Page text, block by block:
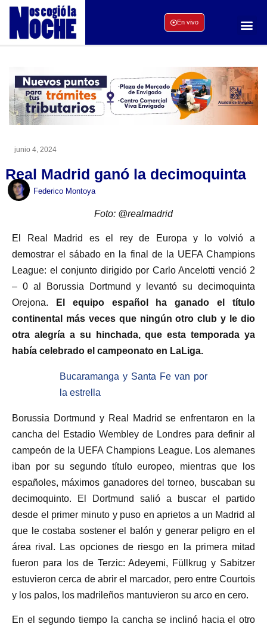
En vivo
junio 4, 2024
Real Madrid ganó la decimoquinta
Federico Montoya
Foto: @realmadrid
El Real Madrid es el rey de Europa y lo volvió a
demostrar el sábado en la final de la UEFA Champions
League: el conjunto dirigido por Carlo Ancelotti venció 2
– 0 al Borussia Dortmund y levantó su decimoquinta
Orejona.
El equipo español ha ganado el título
continental más veces que ningún otro club y le dio
otra alegría a su hinchada, que esta temporada ya
había celebrado el campeonato en LaLiga.
Bucaramanga y Santa Fe van por
la estrella
Borussia Dortmund y Real Madrid se enfrentaron en la
cancha del Estadio Wembley de Londres para definir al
campeón de la UEFA Champions League. Los alemanes
iban por su segundo título europeo, mientras que los
españoles, máximos ganadores del torneo, buscaban su
decimoquinto. El Dortmund salió a buscar el partido
desde el primer minuto y puso en aprietos a un Madrid al
que le costaba sostener el balón y generar peligro en el
área rival. Las opciones de riesgo en la primera mitad
fueron para los de Terzic: Adeyemi, Füllkrug y Sabitzer
estuvieron cerca de abrir el marcador, pero entre Courtois
y los palos, los madrileños mantuvieron su arco en cero.
En el segundo tiempo la cancha se inclinó hacia el otro